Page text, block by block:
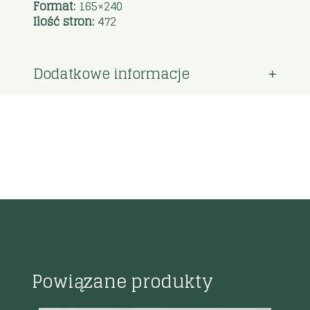
Format: 165×240
Ilość stron: 472
Dodatkowe informacje
Powiązane produkty